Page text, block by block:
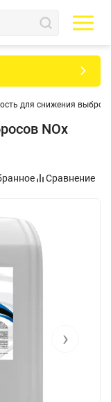
для снижения
NOx
Сравнение
›